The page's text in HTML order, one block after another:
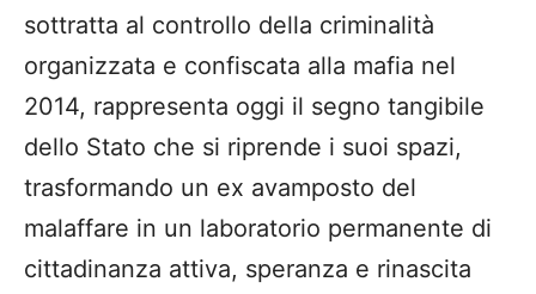
sottratta al controllo della criminalità
organizzata e confiscata alla mafia nel
2014, rappresenta oggi il segno tangibile
dello Stato che si riprende i suoi spazi,
trasformando un ex avamposto del
malaffare in un laboratorio permanente di
cittadinanza attiva, speranza e rinascita